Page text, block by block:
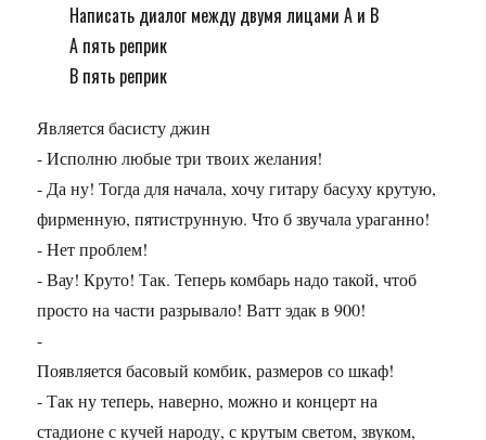
Написать диалог между двумя лицами A и B
А пять реприк
В пять реприк
Является басисту джин
- Исполню любые три твоих желания!
- Да ну! Тогда для начала, хочу гитару басуху крутую,
фирменную, пятиструнную. Что б звучала ураганно!
- Нет проблем!
- Вау! Круто! Так. Теперь комбарь надо такой, чтоб
просто на части разрывало! Ватт эдак в 900!
-
Появляется басовый комбик, размеров со шкаф!
- Так ну теперь, наверно, можно и концерт на
стадионе с кучей народу, с крутым светом, звуком,